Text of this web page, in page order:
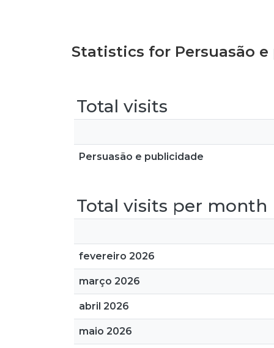
Statistics for Persuasão
Total visits
Persuasão e publicidade
Total visits per month
fevereiro 2026
março 2026
abril 2026
maio 2026